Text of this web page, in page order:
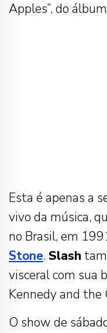
Apples”, do álbum
Esta é apenas a
vivo da música,
no Brasil, em
Stone. Slash
visceral com sua
Kennedy and the
O show de